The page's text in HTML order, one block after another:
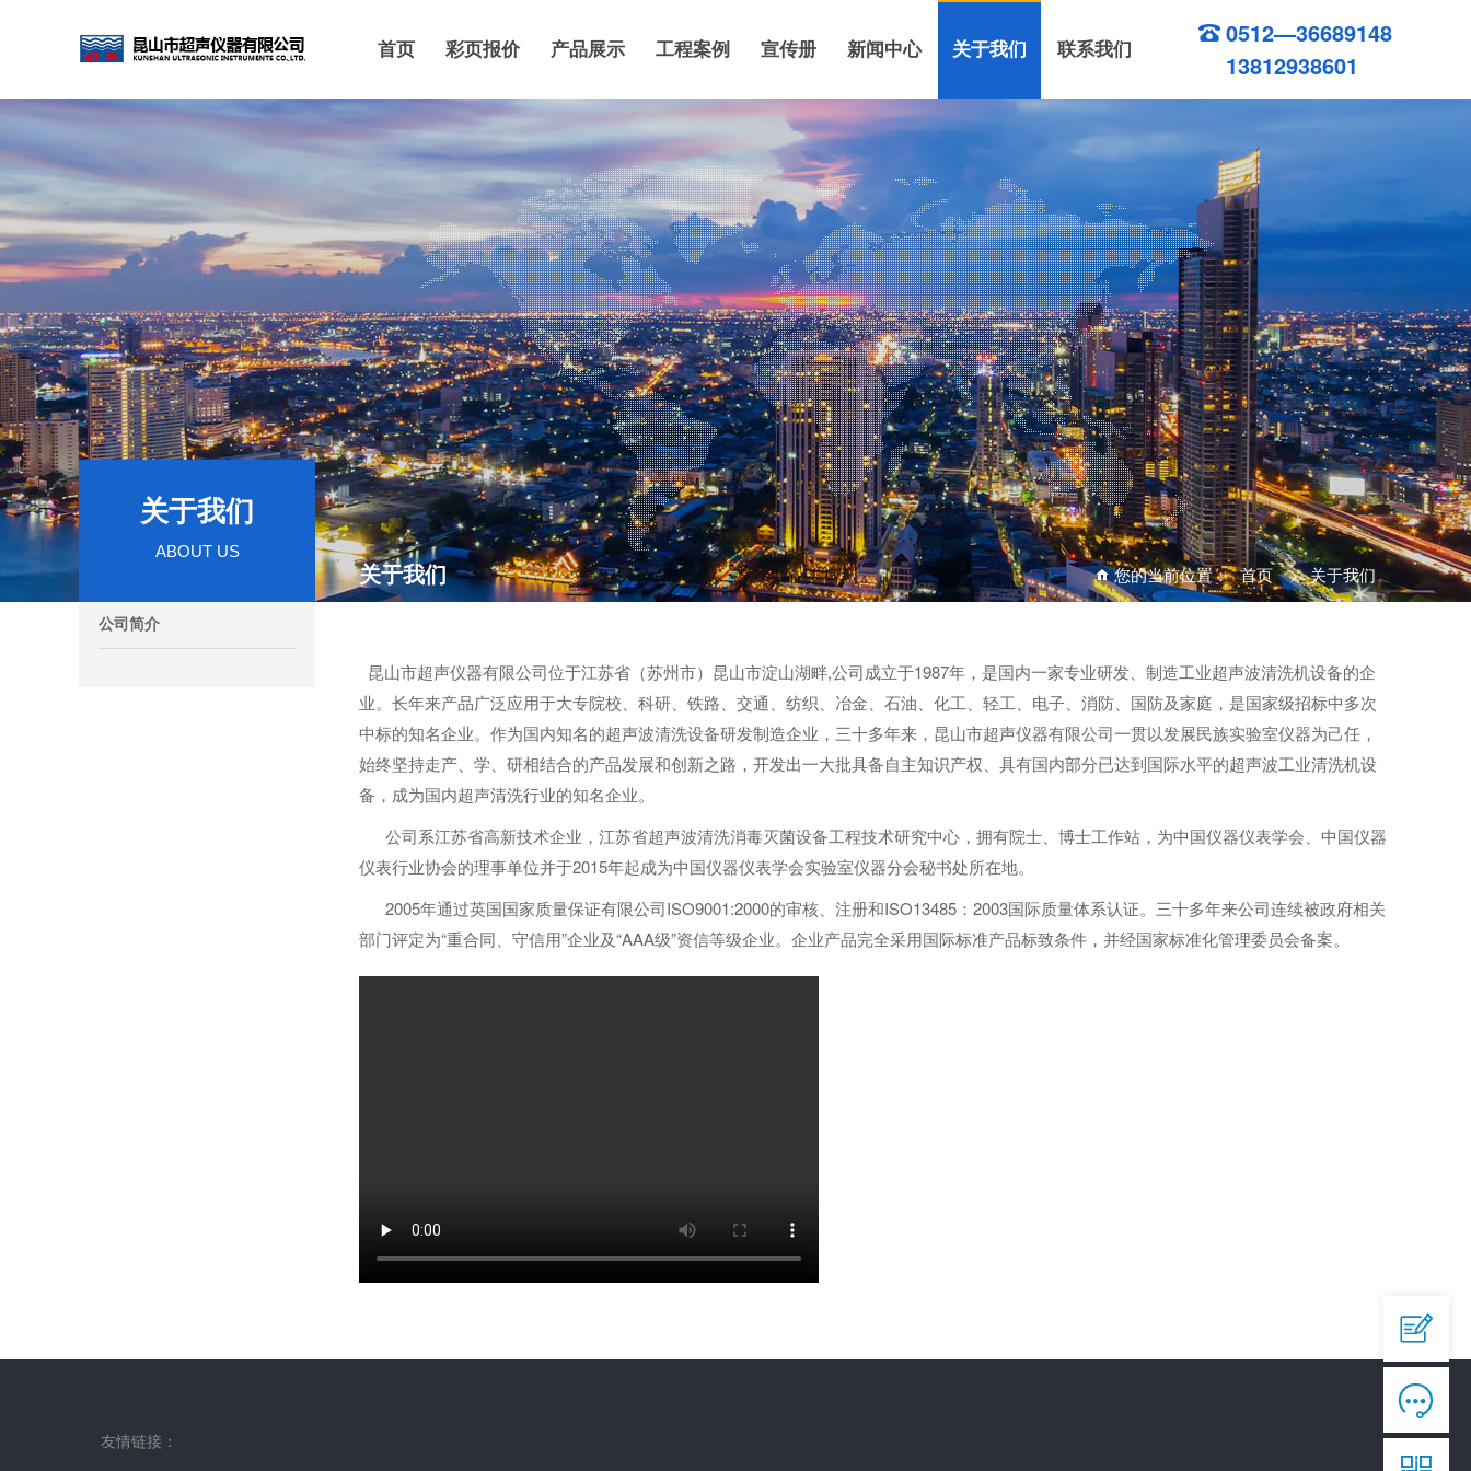
首页 彩页报价 产品展示 工程案例 宣传册 新闻中心 关于我们 联系我们
0512—36689148
13812938601
关于我们
ABOUT US
公司简介
关于我们 您的当前位置： 首页 > 关于我们
昆山市超声仪器有限公司位于江苏省（苏州市）昆山市淀山湖畔,公司成立于1987年，是国内一家专业研发、制造工业超声波清洗机设备的企
业。长年来产品广泛应用于大专院校、科研、铁路、交通、纺织、冶金、石油、化工、轻工、电子、消防、国防及家庭，是国家级招标中多次
中标的知名企业。作为国内知名的超声波清洗设备研发制造企业，三十多年来，昆山市超声仪器有限公司一贯以发展民族实验室仪器为己任，
始终坚持走产、学、研相结合的产品发展和创新之路，开发出一大批具备自主知识产权、具有国内部分已达到国际水平的超声波工业清洗机设
备，成为国内超声清洗行业的知名企业。
公司系江苏省高新技术企业，江苏省超声波清洗消毒灭菌设备工程技术研究中心，拥有院士、博士工作站，为中国仪器仪表学会、中国仪器
仪表行业协会的理事单位并于2015年起成为中国仪器仪表学会实验室仪器分会秘书处所在地。
2005年通过英国国家质量保证有限公司ISO9001:2000的审核、注册和ISO13485：2003国际质量体系认证。三十多年来公司连续被政府相关
部门评定为“重合同、守信用”企业及“AAA级”资信等级企业。企业产品完全采用国际标准产品标致条件，并经国家标准化管理委员会备案。
友情链接：

